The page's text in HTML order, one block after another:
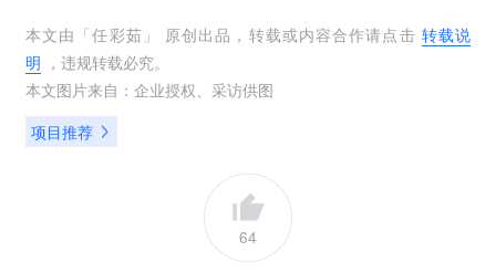
本文由「任彩茹 」 原创出品，转载或内容合作请点击 转载说
明 ，违规转载必究。
本文图片来自： 企业授权
采访供图
项目推荐
64